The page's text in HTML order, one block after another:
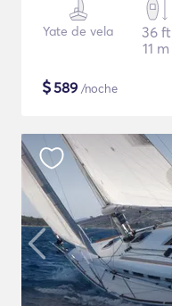
Yate de vela
36 ft
11 m
$589 /noche